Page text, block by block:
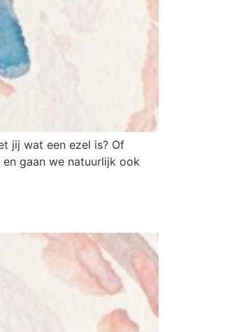
jij wat een ezel is? Of
gaan we natuurlijk ook